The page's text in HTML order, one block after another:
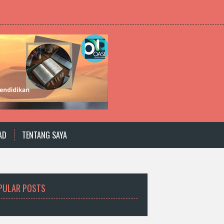
TENTANG SAYA
POSTS